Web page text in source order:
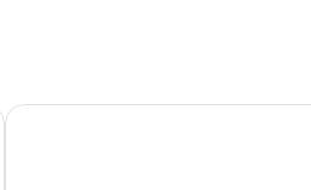
Foundry 34